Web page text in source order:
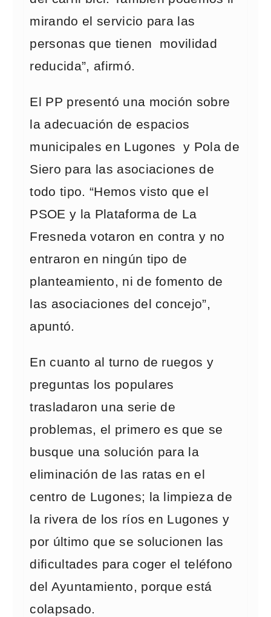
mirando el servicio para las
personas que tienen movilidad
reducida”, afirmó.
El PP presentó una moción sobre
la adecuación de espacios
municipales en Lugones y Pola de
Siero para las asociaciones de
todo tipo. “Hemos visto que el
PSOE y la Plataforma de La
Fresneda votaron en contra y no
entraron en ningún tipo de
planteamiento, ni de fomento de
las asociaciones del concejo”,
apuntó.
En cuanto al turno de ruegos y
preguntas los populares
trasladaron una serie de
problemas, el primero es que se
busque una solución para la
eliminación de las ratas en el
centro de Lugones; la limpieza de
la rivera de los ríos en Lugones y
por último que se solucionen las
dificultades para coger el teléfono
del Ayuntamiento, porque está
colapsado.